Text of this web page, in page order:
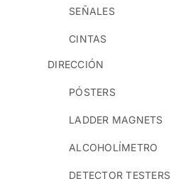
SEÑALES
CINTAS
DIRECCIÓN
PÓSTERS
LADDER MAGNETS
ALCOHOLÍMETRO
DETECTOR TESTERS